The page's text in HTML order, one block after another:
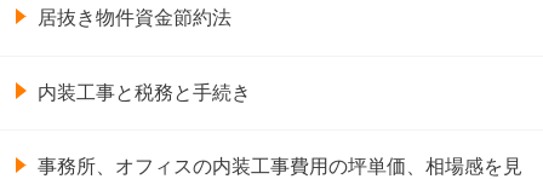
居抜き物件資金節約法
内装工事と税務と手続き
事務所、オフィスの内装工事費用の坪単価、相場感を見